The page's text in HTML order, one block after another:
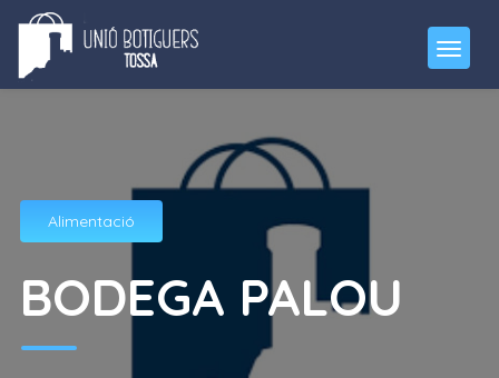
Alimentació
BODEGA PALOU